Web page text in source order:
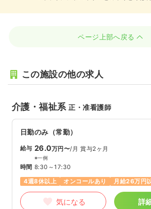
ページ上部へ戻る
この施設の他の求人
介護・福祉系正・准看護師
日勤のみ（常勤）
給与 26.0万円〜/月 賞与2ヶ月
※一例
時間 8:30～17:30
4週8休以上
オンコールあり 月給26万円
気になる 詳